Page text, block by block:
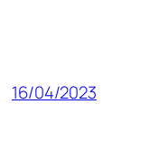
16/04/2023